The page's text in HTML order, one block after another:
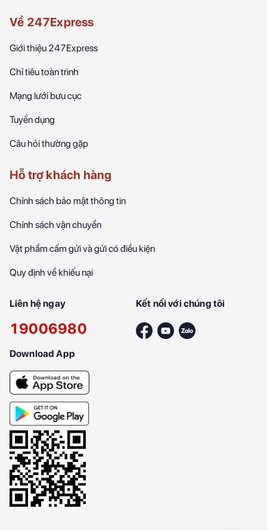
Về 247Express
Giới thiệu 247Express
Chỉ tiêu toàn trình
Mạng lưới bưu cục
Tuyển dụng
Câu hỏi thường gặp
Hỗ trợ khách hàng
Chính sách bảo mật thông tin
Chính sách vận chuyển
Vật phẩm cấm gửi và gửi có điều kiện
Quy định về khiếu nại
Liên hệ ngay
19006980
Kết nối với chúng tôi
Download App